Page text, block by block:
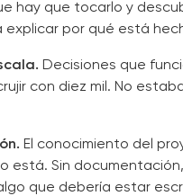
hay que tocarlo y
por qué está
Decisiones que
con diez mil. No
El conocimiento del
está. Sin
que debería estar